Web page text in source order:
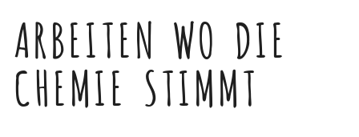
ARBEITEN WO DIE
CHEMIE STIMMT